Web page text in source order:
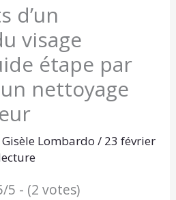
d’un
visage
étape par
nettoyage
Gisèle Lombardo/ 23 février
5 - (2 votes)